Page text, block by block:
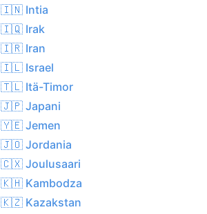
🇮🇳 Intia
🇮🇶 Irak
🇮🇷 Iran
🇮🇱 Israel
🇹🇱 Itä-Timor
🇯🇵 Japani
🇾🇪 Jemen
🇯🇴 Jordania
🇨🇽 Joulusaari
🇰🇭 Kambodza
🇰🇿 Kazakstan